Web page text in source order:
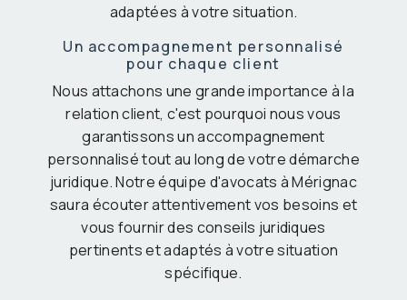
adaptées à votre situation.
Un accompagnement personnalisé
pour chaque client
Nous attachons une grande importance à la
relation client, c'est pourquoi nous vous
garantissons un accompagnement
personnalisé tout au long de votre démarche
juridique. Notre équipe d'avocats à Mérignac
saura écouter attentivement vos besoins et
vous fournir des conseils juridiques
pertinents et adaptés à votre situation
spécifique.